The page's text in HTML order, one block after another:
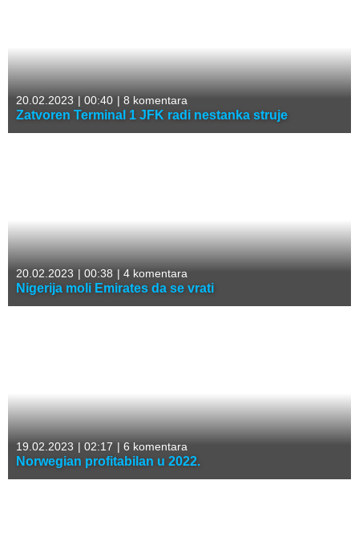
20.02.2023 | 00:40 | 8 komentara
Zatvoren Terminal 1 JFK radi nestanka struje
20.02.2023 | 00:38 | 4 komentara
Nigerija moli Emirates da se vrati
19.02.2023 | 02:17 | 6 komentara
Norwegian profitabilan u 2022.